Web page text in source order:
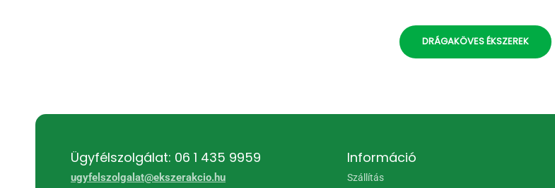
DRÁGAKÖVES ÉKSZEREK
Ügyfélszolgálat: 06 1 435 9959
ugyfelszolgalat@ekszerakcio.hu
Információ
Szállítás